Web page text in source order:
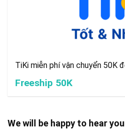
TiKi miễn phí vận chuyển 50K
Freeship 50K
We will be happy to hear